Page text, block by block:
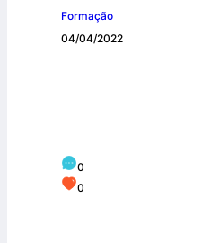
Formação
04/04/2022
0
0